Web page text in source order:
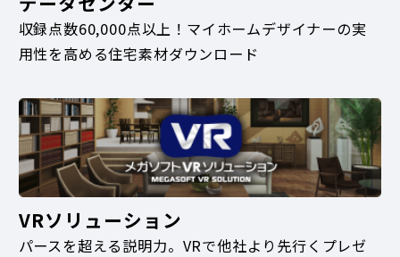
収録点数60,000点以上！マイホームデザイナーの実
用性を高める住宅素材ダウンロード
VRソリューション
パースを超える説明力。VRで他社より先行くプレゼ